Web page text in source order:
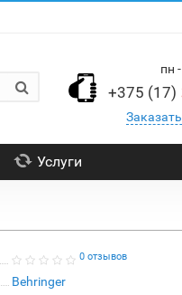
пн
+375 (17)
Услуги
0 отзывов
Behringer